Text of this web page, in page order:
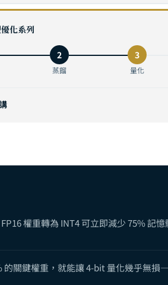
化（Quantization）完全指南：用 4 個位
化系列
2
蒸餾
3
量化
權重轉為 INT4 可立即減少 75% 記憶
的關鍵權重，就能讓 4-bit 量化幾乎無